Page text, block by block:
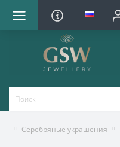
Серебряные украшения